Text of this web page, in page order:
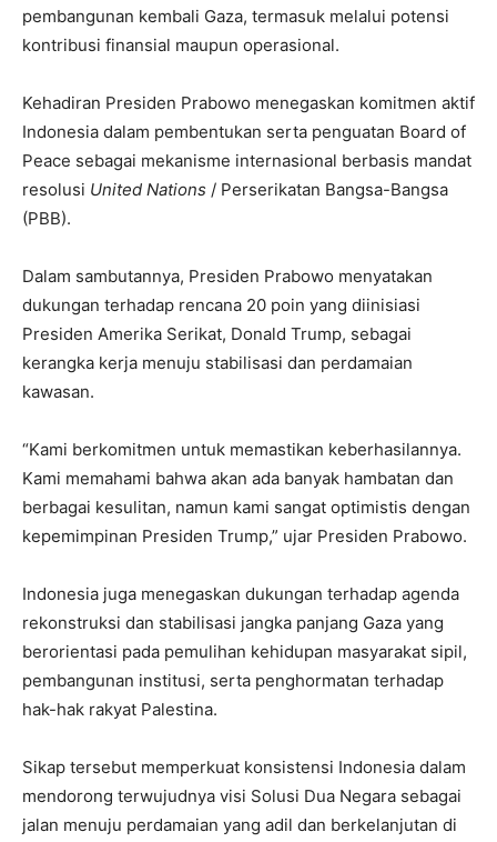
pembangunan kembali Gaza, termasuk melalui potensi
kontribusi finansial maupun operasional.
Kehadiran Presiden Prabowo menegaskan komitmen aktif
Indonesia dalam pembentukan serta penguatan Board of
Peace sebagai mekanisme internasional berbasis mandat
resolusi United Nations / Perserikatan Bangsa-Bangsa
(PBB).
Dalam sambutannya, Presiden Prabowo menyatakan
dukungan terhadap rencana 20 poin yang diinisiasi
Presiden Amerika Serikat, Donald Trump, sebagai
kerangka kerja menuju stabilisasi dan perdamaian
kawasan.
“Kami berkomitmen untuk memastikan keberhasilannya.
Kami memahami bahwa akan ada banyak hambatan dan
berbagai kesulitan, namun kami sangat optimistis dengan
kepemimpinan Presiden Trump,” ujar Presiden Prabowo.
Indonesia juga menegaskan dukungan terhadap agenda
rekonstruksi dan stabilisasi jangka panjang Gaza yang
berorientasi pada pemulihan kehidupan masyarakat sipil,
pembangunan institusi, serta penghormatan terhadap
hak-hak rakyat Palestina.
Sikap tersebut memperkuat konsistensi Indonesia dalam
mendorong terwujudnya visi Solusi Dua Negara sebagai
jalan menuju perdamaian yang adil dan berkelanjutan di